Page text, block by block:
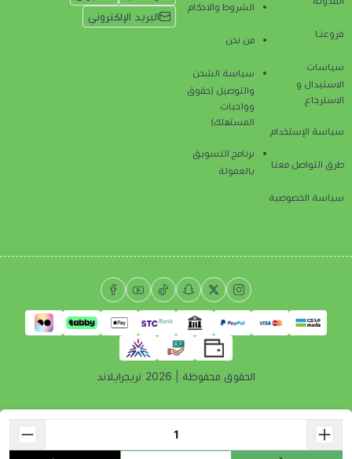
فروعنـا
سياسات
الاستبدال و
الاسترجاع
سياسة الإستخدام
طرق التواصل معنا
سياسة الخصوصية
الشروط والاحكام
من نحن
سياسة الشحن
والتوصيل (حقوق
وواجبات
المستهلك)
برنامج التسويق
بالعمولة
البريد الإلكتروني
الحقوق محفوظة | 2026 تريجرايلاند